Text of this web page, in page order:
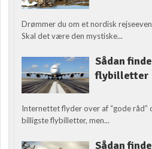
Drømmer du om et nordisk
Skal det være den mystiske...
Sådan
flybilletter
Internettet flyder over af “gode råd”
billigste flybilletter, men...
Sådan